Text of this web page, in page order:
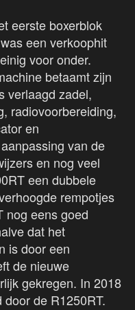
eerste boxerblok
een verkoophit
voor onder.
betaamt zijn
verlaagd zadel,
radiovoorbereiding,
en
van de
en nog veel
een dubbele
rempotjes
nog eens goed
dat het
is door een
de nieuwe
gekregen. In 2018
de R1250RT.